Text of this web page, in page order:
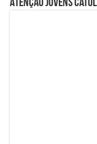
Atenção Jovens